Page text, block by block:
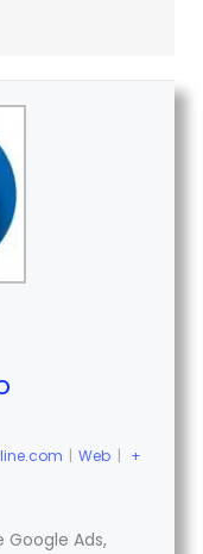
| Web | +
Google Ads,